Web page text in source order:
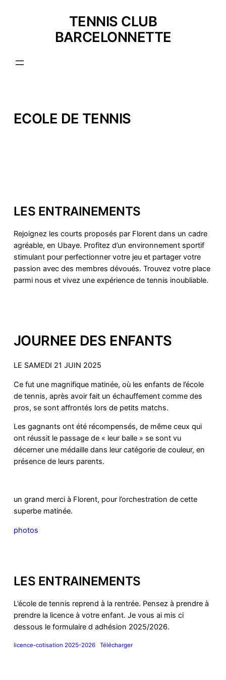
TENNIS CLUB
BARCELONNETTE
ECOLE DE TENNIS
LES ENTRAINEMENTS
Rejoignez les courts proposés par Florent dans un cadre
agréable, en Ubaye. Profitez d’un environnement sportif
stimulant pour perfectionner votre jeu et partager votre
passion avec des membres dévoués. Trouvez votre place
parmi nous et vivez une expérience de tennis inoubliable.
JOURNEE DES ENFANTS
LE SAMEDI 21 JUIN 2025
Ce fut une magnifique matinée, où les enfants de l’école
de tennis, après avoir fait un échauffement comme des
pros, se sont affrontés lors de petits matchs.
Les gagnants ont été récompensés, de même ceux qui
ont réussit le passage de « leur balle » se sont vu
décerner une médaille dans leur catégorie de couleur, en
présence de leurs parents.
un grand merci à Florent, pour l’orchestration de cette
superbe matinée.
photos
LES ENTRAINEMENTS
L’école de tennis reprend à la rentrée. Pensez à prendre à
prendre la licence à votre enfant. Je vous ai mis ci
dessous le formulaire d adhésion 2025/2026.
licence-cotisation 2025-2026 Télécharger